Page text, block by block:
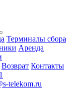
Терминалы сбора
Аренда
Возврат Контакты
telekom.ru